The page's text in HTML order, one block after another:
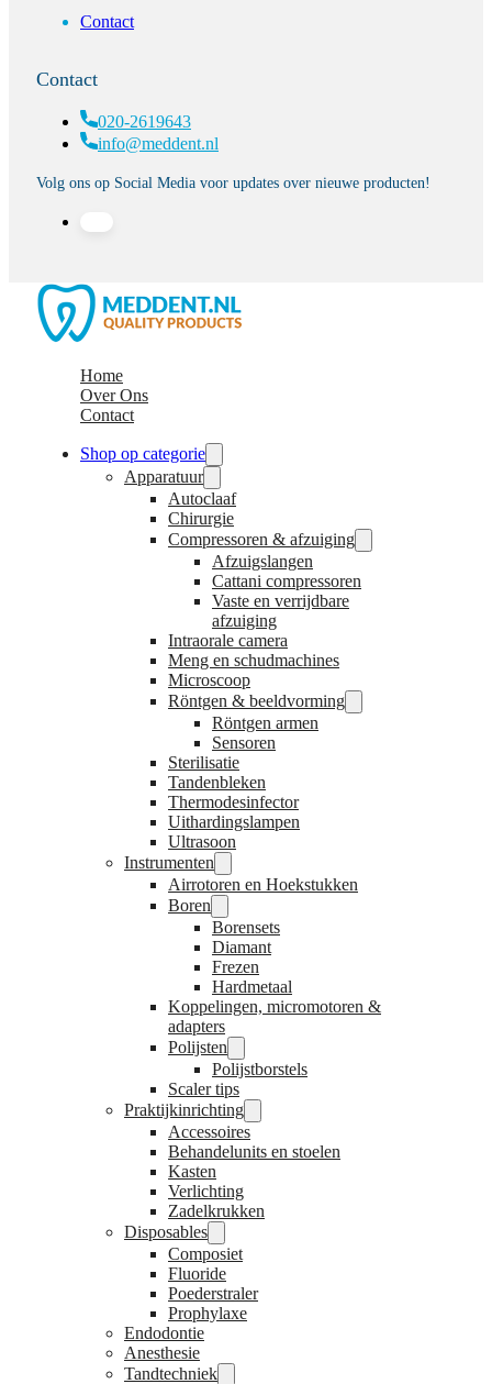
Contact
Contact
020-2619643
info@meddent.nl
Volg ons op Social Media voor updates over nieuwe producten!
Home
Over Ons
Contact
Shop op categorie
Apparatuur
Autoclaaf
Chirurgie
Compressoren & afzuiging
Afzuigslangen
Cattani compressoren
Vaste en verrijdbare
afzuiging
Intraorale camera
Meng en schudmachines
Microscoop
Röntgen & beeldvorming
Röntgen armen
Sensoren
Sterilisatie
Tandenbleken
Thermodesinfector
Uithardingslampen
Ultrasoon
Instrumenten
Airrotoren en Hoekstukken
Boren
Borensets
Diamant
Frezen
Hardmetaal
Koppelingen, micromotoren &
adapters
Polijsten
Polijstborstels
Scaler tips
Praktijkinrichting
Accessoires
Behandelunits en stoelen
Kasten
Verlichting
Zadelkrukken
Disposables
Composiet
Fluoride
Poederstraler
Prophylaxe
Endodontie
Anesthesie
Tandtechniek